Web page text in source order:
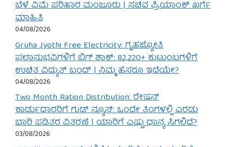
ಬೆಳೆ ವಿಮೆ ಪರಿಹಾರ ಮಂಜೂರು | ಸಚಿವ ಪ್ರಿಯಾಂಕ್ ಖರ್ಗೆ
ಮಾಹಿತಿ
04/08/2026
Gruha Jyothi Free Electricity: ಗೃಹಜ್ಯೋತಿ
ಫಲಾನುಭವಿಗಳಿಗೆ ಬಿಗ್ ಶಾಕ್: 82,220+ ಕುಟುಂಬಗಳಿಗೆ
ಉಚಿತ ವಿದ್ಯುತ್ ಬಂದ್ | ನಿಮ್ಮ ಹೆಸರೂ ಇದೆಯೇ?
04/08/2026
Two Month Ration Distribution: ರೇಷನ್
ಕಾರ್ಡುದಾರರಿಗೆ ಗುಡ್ ನ್ಯೂಸ್: ಒಂದೇ ತಿಂಗಳಲ್ಲಿ ಎರಡು
ಬಾರಿ ಪಡಿತರ ವಿತರಣೆ | ಯಾರಿಗೆ ಎಷ್ಟು ಧಾನ್ಯ ಸಿಗಲಿದೆ?
03/08/2026